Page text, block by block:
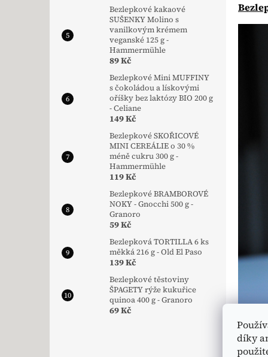
díky
Bezlepkové kakaové
SUŠENKY Molino s
vanilkovým krémem
veganské 125 g -
Hammermühle
89 Kč
Bezlepkové Mini MUFFINY
s čokoládou a lískovými
oříšky bez laktózy BIO 200 g
- Celiane
149 Kč
Bezlepkové SKOŘICOVÉ
MINI CEREÁLIE o 30 %
méně cukru 300 g -
Hammermühle
119 Kč
Bezlepkové BRAMBOROVÉ
NOKY - Gnocchi 500 g -
Granoro
59 Kč
Bezlepková TORTILLA 6 ks
měkká 216 g - Old El Paso
139 Kč
Bezlepkové těstoviny
ŠPAGETY rýže kukuřice
quinoa 400 g - Granoro
69 Kč